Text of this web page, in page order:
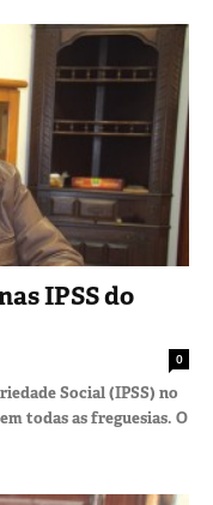
IPSS do
0
Social (IPSS) no
todas as freguesias. O